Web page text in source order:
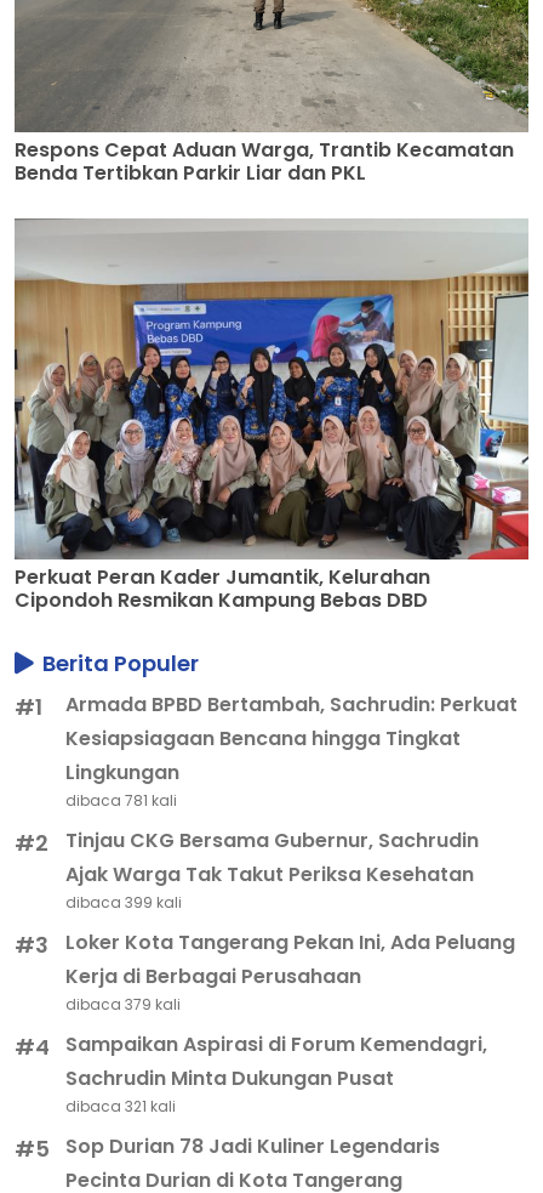
Respons Cepat Aduan Warga, Trantib Kecamatan
Benda Tertibkan Parkir Liar dan PKL
Perkuat Peran Kader Jumantik, Kelurahan
Cipondoh Resmikan Kampung Bebas DBD
Berita Populer
#1
Armada BPBD Bertambah, Sachrudin: Perkuat
Kesiapsiagaan Bencana hingga Tingkat
Lingkungan
dibaca 781 kali
#2
Tinjau CKG Bersama Gubernur, Sachrudin
Ajak Warga Tak Takut Periksa Kesehatan
dibaca 399 kali
#3
Loker Kota Tangerang Pekan Ini, Ada Peluang
Kerja di Berbagai Perusahaan
dibaca 379 kali
#4
Sampaikan Aspirasi di Forum Kemendagri,
Sachrudin Minta Dukungan Pusat
dibaca 321 kali
#5
Sop Durian 78 Jadi Kuliner Legendaris
Pecinta Durian di Kota Tangerang